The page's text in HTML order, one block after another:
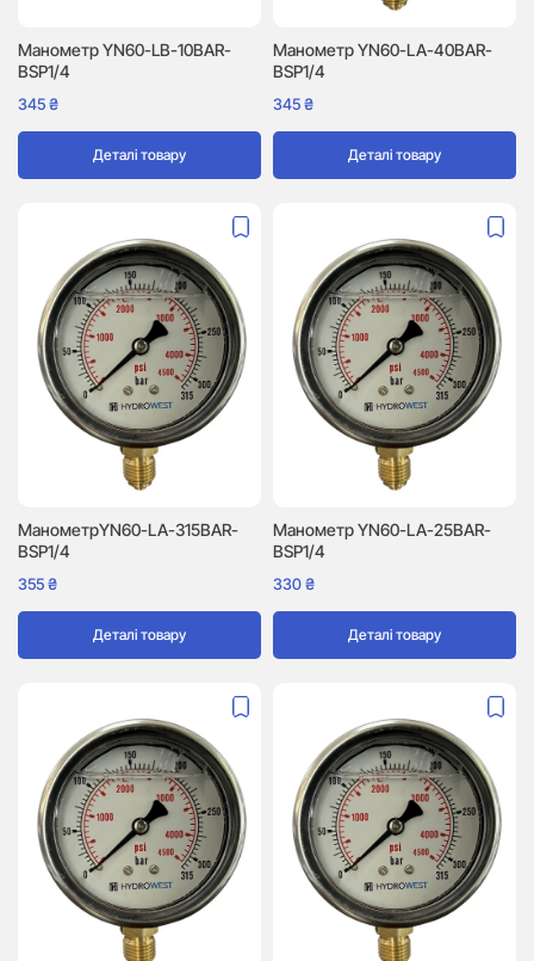
Манометр YN60-LB-10BAR-
BSP1/4
345₴
Деталі товару
Манометр YN60-LA-40BAR-
BSP1/4
345₴
Деталі товару
МанометрYN60-LA-315BAR-
BSP1/4
355₴
Деталі товару
Манометр YN60-LA-25BAR-
BSP1/4
330₴
Деталі товару